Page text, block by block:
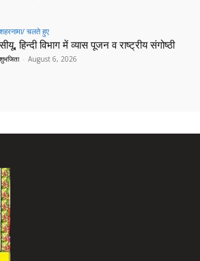
शहरनामा/ चलते हुए
सीयू, हिन्दी विभाग में व्यास पूजन व राष्ट्रीय संगोष्ठी
शुभजिता - August 6, 2026